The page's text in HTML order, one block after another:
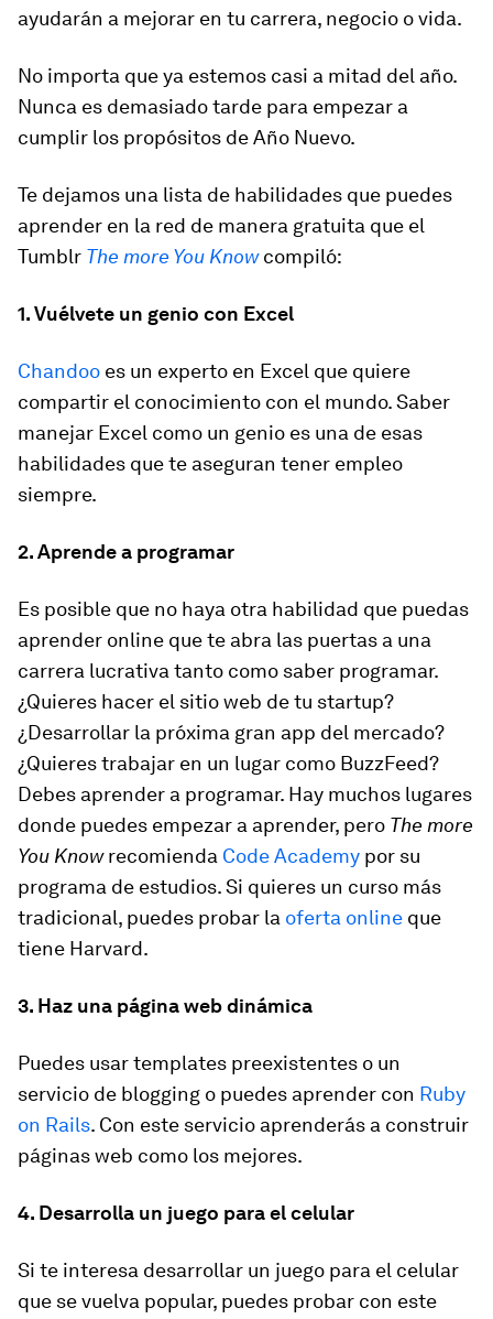
ayudarán a mejorar en tu carrera, negocio o vida.
No importa que ya estemos casi a mitad del año.
Nunca es demasiado tarde para empezar a
cumplir los propósitos de Año Nuevo.
Te dejamos una lista de habilidades que puedes
aprender en la red de manera gratuita que el
Tumblr The more You Knowcompiló:
1. Vuélvete un genio con Excel
Chandoo es un experto en Excel que quiere
compartir el conocimiento con el mundo. Saber
manejar Excel como un genio es una de esas
habilidades que te aseguran tener empleo
siempre.
2. Aprende a programar
Es posible que no haya otra habilidad que puedas
aprender online que te abra las puertas a una
carrera lucrativa tanto como saber programar.
¿Quieres hacer el sitio web de tu startup?
¿Desarrollar la próxima gran app del mercado?
¿Quieres trabajar en un lugar como BuzzFeed?
Debes aprender a programar. Hay muchos lugares
donde puedes empezar a aprender, pero The more
You Knowrecomienda Code Academy por su
programa de estudios. Si quieres un curso más
tradicional, puedes probar la oferta online que
tiene Harvard.
3. Haz una página web dinámica
Puedes usar templates preexistentes o un
servicio de blogging o puedes aprender con Ruby
on Rails. Con este servicio aprenderás a construir
páginas web como los mejores.
4. Desarrolla un juego para el celular
Si te interesa desarrollar un juego para el celular
que se vuelva popular, puedes probar con este